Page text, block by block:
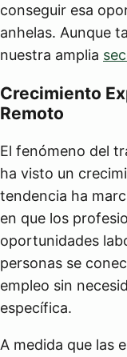
conseguir esa
anhelas. Aunque
nuestra amplia
Crecimiento
Remoto
El fenómeno del
ha visto un
tendencia ha
en que los
oportunidades
personas se
empleo sin
específica.
A medida que las